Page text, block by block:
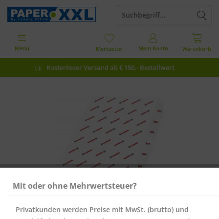
Kostenloser Versand ab € 150,- Bestellwert
Warenkorb
Merkzettel Mein Konto
Menü
Mit oder ohne Mehrwertsteuer?
Privatkunden werden Preise mit MwSt. (brutto) und